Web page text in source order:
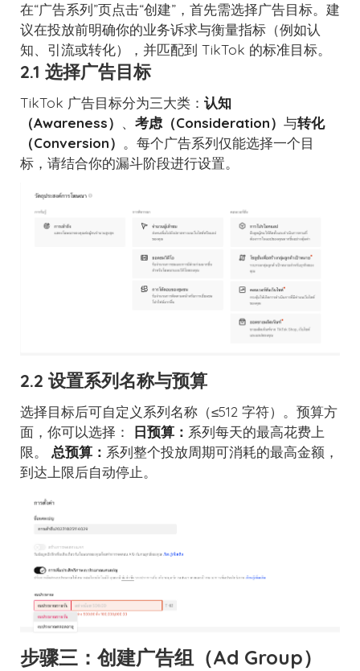
在“广告系列”页点击“创建”，首先需选择广告目标。建
议在投放前明确你的业务诉求与衡量指标（例如认
知、引流或转化），并匹配到 TikTok 的标准目标。
2.1 选择广告目标
TikTok 广告目标分为三大类： 认知
（Awareness） 、 考虑（Consideration） 与转化
（Conversion） 。每个广告系列仅能选择一个目
标，请结合你的漏斗阶段进行设置。
2.2 设置系列名称与预算
选择目标后可自定义系列名称（≤512 字符）。预算方
面，你可以选择： 日预算： 系列每天的最高花费上
限。 总预算： 系列整个投放周期可消耗的最高金额，
到达上限后自动停止。
步骤三：创建广告组（Ad Group）